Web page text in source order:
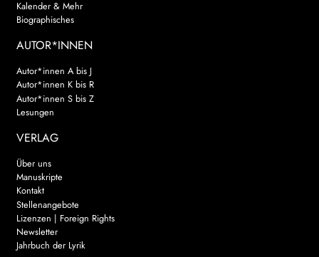
Kalender & Mehr
Biographisches
AUTOR*INNEN
Autor*innen A bis J
Autor*innen K bis R
Autor*innen S bis Z
Lesungen
VERLAG
Über uns
Manuskripte
Kontakt
Stellenangebote
Lizenzen | Foreign Rights
Newsletter
Jahrbuch der Lyrik